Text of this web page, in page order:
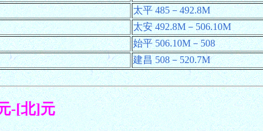
太平 485－492.8M
太安 492.8M－506.10M
始平 506.10M－508
建昌 508－520.7M
-[北]元